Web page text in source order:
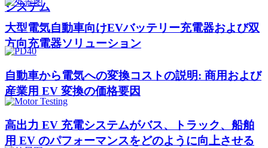
システム
大型電気自動車向けEVバッテリー充電器および双
方向充電器ソリューション
自動車から電気への変換コストの説明: 商用および
産業用 EV 変換の価格要因
高出力 EV 充電システムがバス、トラック、船舶
用 EV のパフォーマンスをどのように向上させる